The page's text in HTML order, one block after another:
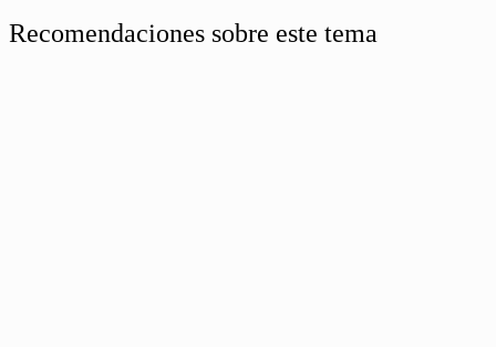
Recomendaciones sobre este tema